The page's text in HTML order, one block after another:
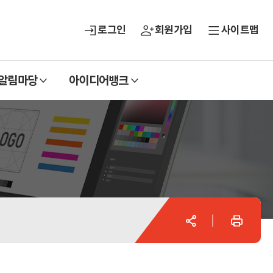
로그인 회원가입 사이트맵
림마당
열
기
아이디어뱅크
열
기